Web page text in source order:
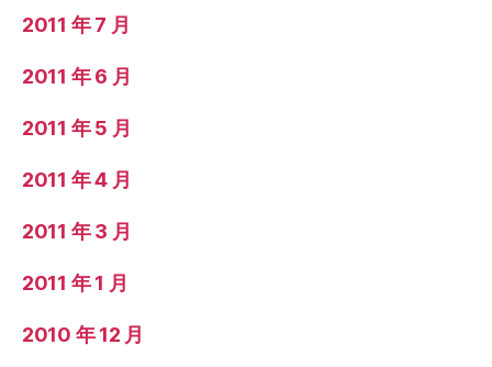
2011 年 7 月
2011 年 6 月
2011 年 5 月
2011 年 4 月
2011 年 3 月
2011 年 1 月
2010 年 12 月